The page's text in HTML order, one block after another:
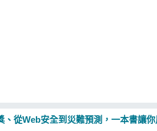
從Web安全到災難預測，一本書讓